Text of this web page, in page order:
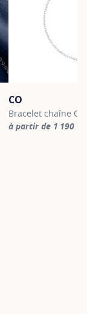
CO
Bracelet chaîne
à partir de 1 190 €